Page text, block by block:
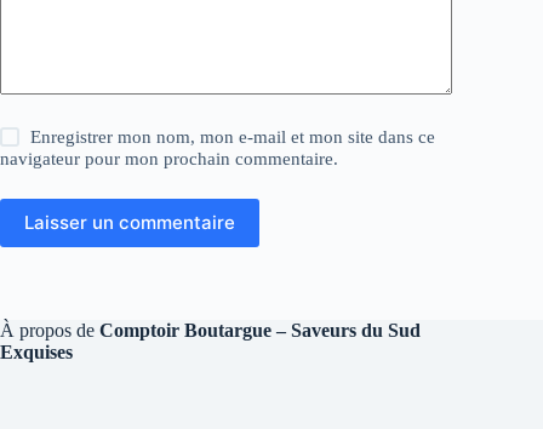
Enregistrer mon nom, mon e-mail et mon site dans ce
navigateur pour mon prochain commentaire.
Laisser un commentaire
À propos de Comptoir Boutargue – Saveurs du Sud
Exquises